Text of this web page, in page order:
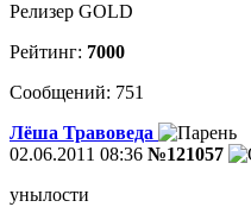
Релизер GOLD
Рейтинг: 7000
Сообщений: 751
Лёша Травоведа
02.06.2011 08:36 №121057
унылости